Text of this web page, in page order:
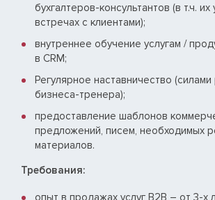
бухгалтеров-консультантов (в т.ч. их
встречах с клиентами);
внутреннее обучение услугам /
в CRM;
Регулярное наставничество
бизнеса-тренера);
предоставление шаблонов
предложений, писем, необходимых
материалов.
Требования:
опыт в продажах услуг B2B – от 3-х